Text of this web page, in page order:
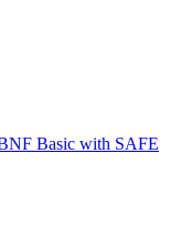
Basic with SAFE